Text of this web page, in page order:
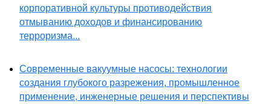
корпоративной культуры противодействия
отмыванию доходов и финансированию
терроризма...
Современные вакуумные насосы: технологии
создания глубокого разрежения, промышленное
применение, инженерные решения и перспективы